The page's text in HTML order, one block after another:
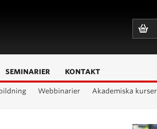
Webbinarier Akademiska kurser
SEMINARIER KONTAKT